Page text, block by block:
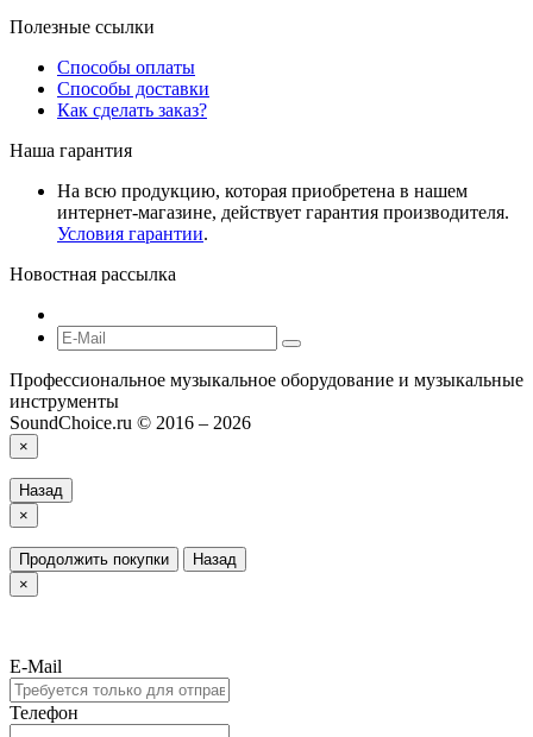
Полезные ссылки
Способы оплаты
Способы доставки
Как сделать заказ?
Наша гарантия
На всю продукцию, которая приобретена в нашем
интернет-магазине, действует гарантия производителя.
Условия гарантии.
Новостная рассылка
Профессиональное музыкальное оборудование и музыкальные
инструменты
SoundChoice.ru © 2016 – 2026
×
Назад
×
Продолжить покупки
Назад
×
E-Mail
Телефон